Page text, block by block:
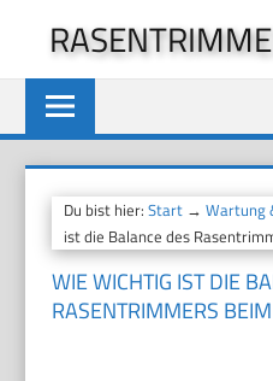
springen
Du bist hier:Start →Wartung
ist die Balance des
WIE WICHTIG IST DIE
RASENTRIMMERS